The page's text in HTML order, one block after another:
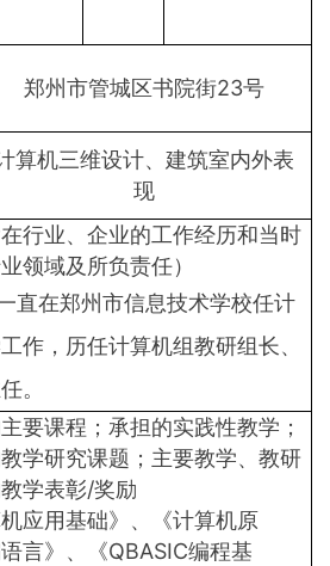
郑州市管城区书院街23号
算机三维设计、建筑室内外表
现
行业、企业的工作经历和当时
领域及所负责任）
直在郑州市信息技术学校任计
作，历任计算机组教研组长、
。
要课程；承担的实践性教学；
学研究课题；主要教学、教研
学表彰/奖励
应用基础》、《计算机原
言》、《QBASIC编程基